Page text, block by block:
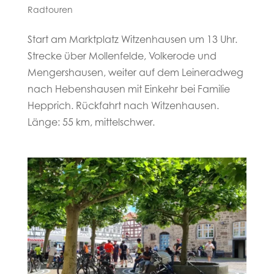
Radtouren
Start am Marktplatz Witzenhausen um 13 Uhr.
Strecke über Mollenfelde, Volkerode und
Mengershausen, weiter auf dem Leineradweg
nach Hebenshausen mit Einkehr bei Familie
Hepprich. Rückfahrt nach Witzenhausen.
Länge: 55 km, mittelschwer.